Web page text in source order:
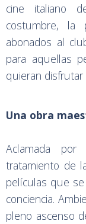
cine italiano
costumbre, la
abonados al
para aquellas
quieran disfrutar
Una obra
Aclamada
tratamiento de
películas que
conciencia.
pleno ascenso